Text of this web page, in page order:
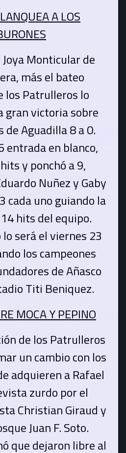
A LOS
Monticular de
más el bateo
los Patrulleros lo
gran victoria sobre
de Aguadilla 8 a 0.
entrada en blanco,
y ponchó a 9,
Nuñez y Gaby
cada uno guiando la
hits del equipo.
será el viernes 23
los campeones
de Añasco
Titi Beniquez.
MOCA Y PEPINO
de los Patrulleros
un cambio con los
adquieren a Rafael
zurdo por el
Christian Giraud y
Juan F. Soto.
que dejaron libre al